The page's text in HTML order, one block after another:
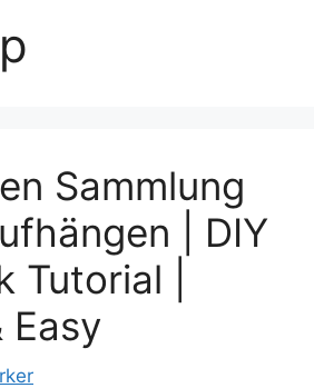
Sammlung
| DIY
Tutorial |
Easy